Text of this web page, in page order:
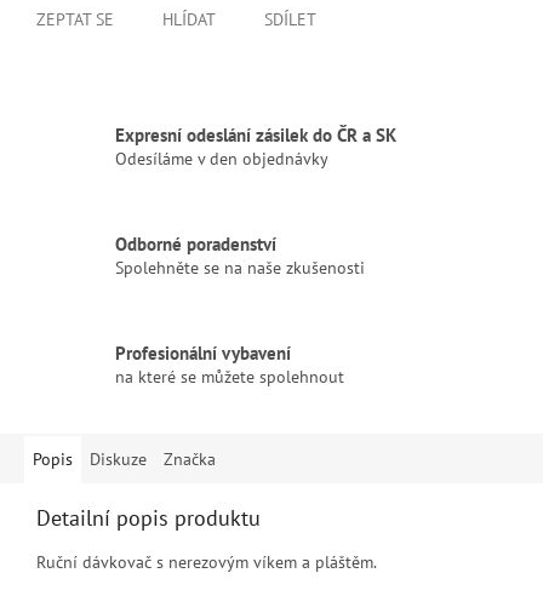
ZEPTAT SE HLÍDAT SDÍLET
Expresní odeslání zásilek do ČR a SK
Odesíláme v den objednávky
Odborné poradenství
Spolehněte se na naše zkušenosti
Profesionální vybavení
na které se můžete spolehnout
Popis Diskuze Značka
Detailní popis produktu
Ruční dávkovač s nerezovým víkem a pláštěm.